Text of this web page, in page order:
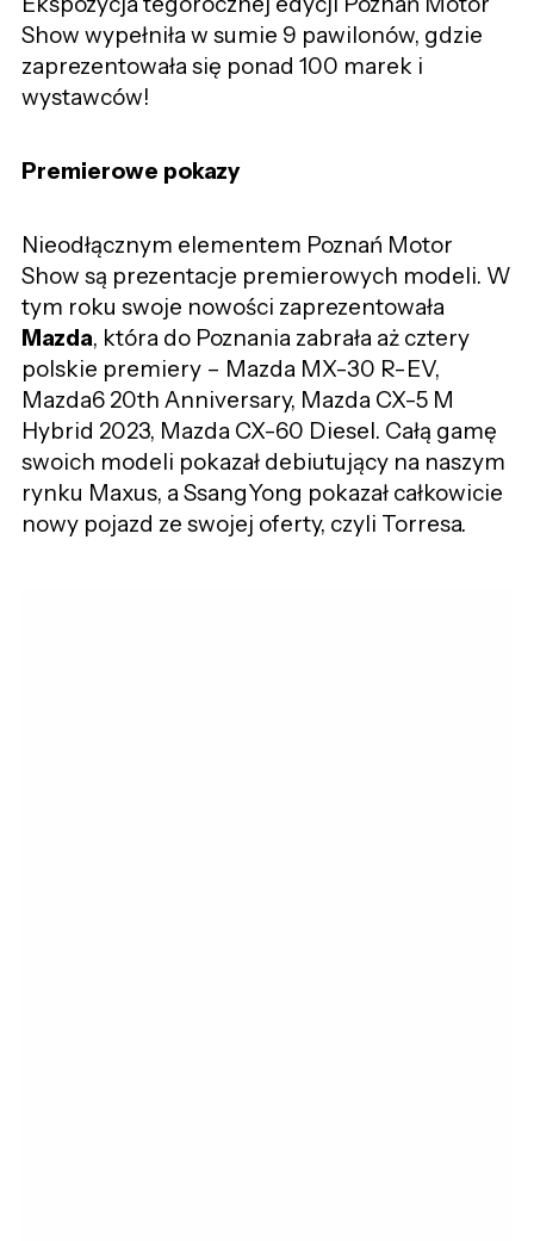
Show wypełniła w sumie 9 pawilonów, gdzie
zaprezentowała się ponad 100 marek i
wystawców!
Premierowe pokazy
Nieodłącznym elementem Poznań Motor
Show są prezentacje premierowych modeli. W
tym roku swoje nowości zaprezentowała
Mazda, która do Poznania zabrała aż cztery
polskie premiery – Mazda MX-30 R-EV,
Mazda6 20th Anniversary, Mazda CX-5 M
Hybrid 2023, Mazda CX-60 Diesel. Całą gamę
swoich modeli pokazał debiutujący na naszym
rynku Maxus, a SsangYong pokazał całkowicie
nowy pojazd ze swojej oferty, czyli Torresa.